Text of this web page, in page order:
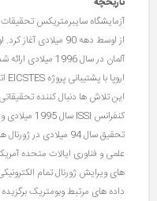
آزمایشگاه سایبرمتریکس
آلمان در سال
تحقیق سال 94 میلادی
های ویرایش ژورنال تمام
داده های مرتبط وبومتریک